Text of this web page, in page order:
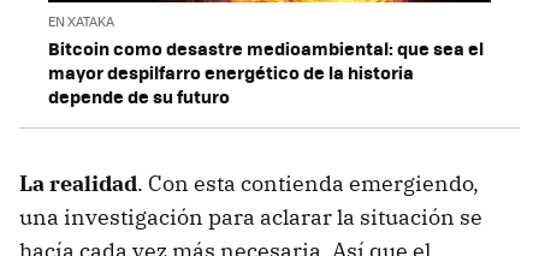
EN XATAKA
Bitcoin como desastre medioambiental: que sea el
mayor despilfarro energético de la historia
depende de su futuro
La realidad. Con esta contienda emergiendo,
una investigación para aclarar la situación se